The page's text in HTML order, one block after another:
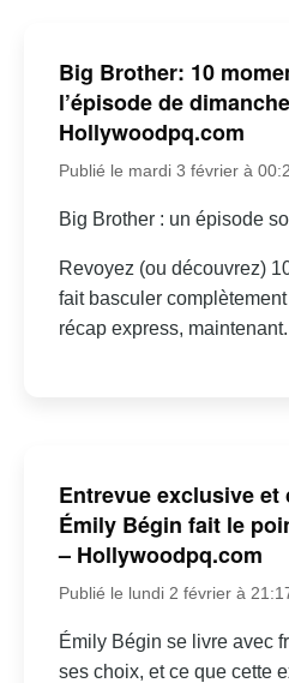
Big Brother: 10
l’épisode de
Hollywoodpq.com
Publié le mardi 3 février à
Big Brother : un épisode
Revoyez (ou découvrez)
fait basculer
récap express, maintenant.
Entrevue exclusive
Émily Bégin fait le
– Hollywoodpq.com
Publié le lundi 2 février à
Émily Bégin se livre avec
ses choix, et ce que cette